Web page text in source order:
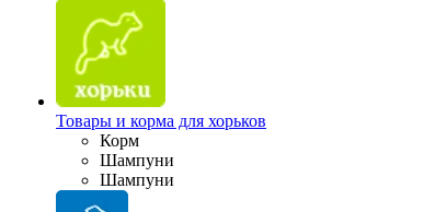
Товары и корма для хорьков
Корм
Шампуни
Шампуни